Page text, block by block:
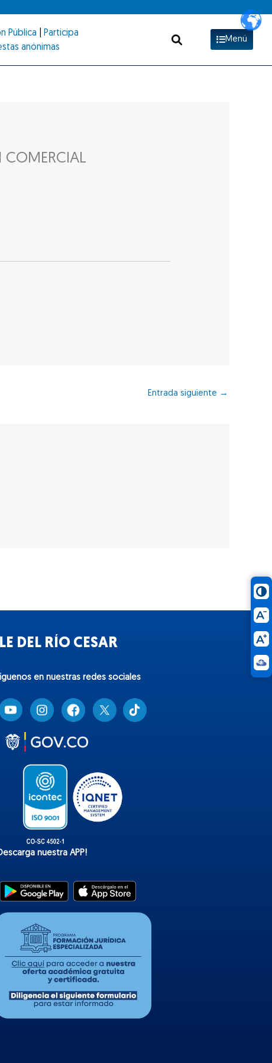
Pública
Participa
anónimas
Menú
COMERCIAL
Entrada siguiente →
DEL RÍO CESAR
en nuestras redes sociales
T
i
k
nuestra APP!